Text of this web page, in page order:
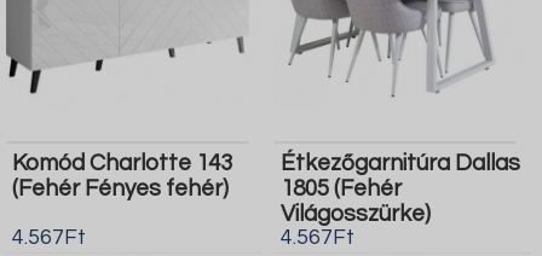
Komód Charlotte 143
(Fehér Fényes fehér)
4.567Ft
Étkezőgarnitúra Dallas
1805 (Fehér
Világosszürke)
4.567Ft